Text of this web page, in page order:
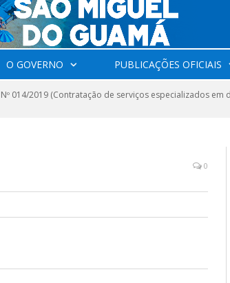
O GOVERNO PUBLICAÇÕES OFICIAIS
Nº 014/2019 (Contratação de serviços especializados
0